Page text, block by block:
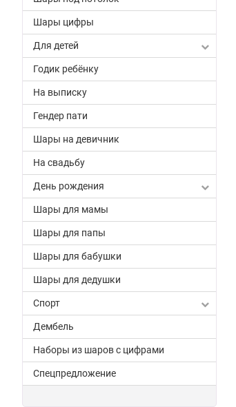
Шары цифры
Для детей
Годик ребёнку
На выписку
Гендер пати
Шары на девичник
На свадьбу
День рождения
Шары для мамы
Шары для папы
Шары для бабушки
Шары для дедушки
Спорт
Дембель
Наборы из шаров с цифрами
Спецпредложение